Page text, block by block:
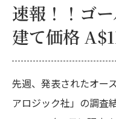
速報！！ゴ
建て価格
先週、発表されたオー
アロジック社」の調査